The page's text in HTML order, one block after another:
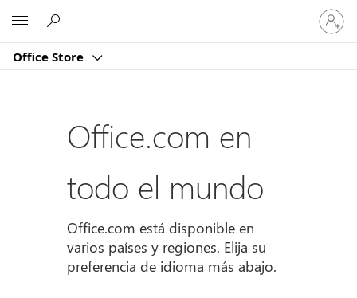
Office Store
Iniciar
sesión
en
cuenta
Office.com en
todo el mundo
Office.com está disponible en
varios países y regiones. Elija su
preferencia de idioma más abajo.